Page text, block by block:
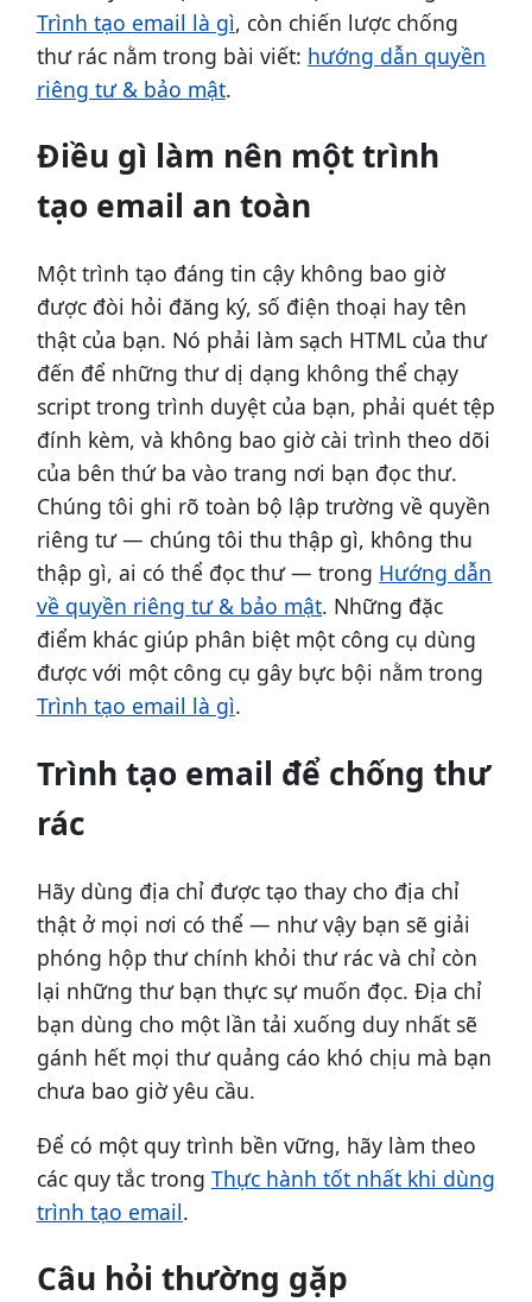
Trình tạo email là gì, còn chiến lược chống
thư rác nằm trong bài viết: hướng dẫn quyền
riêng tư & bảo mật.
Điều gì làm nên một trình
tạo email an toàn
Một trình tạo đáng tin cậy không bao giờ
được đòi hỏi đăng ký, số điện thoại hay tên
thật của bạn. Nó phải làm sạch HTML của thư
đến để những thư dị dạng không thể chạy
script trong trình duyệt của bạn, phải quét tệp
đính kèm, và không bao giờ cài trình theo dõi
của bên thứ ba vào trang nơi bạn đọc thư.
Chúng tôi ghi rõ toàn bộ lập trường về quyền
riêng tư — chúng tôi thu thập gì, không thu
thập gì, ai có thể đọc thư — trong Hướng dẫn
về quyền riêng tư & bảo mật. Những đặc
điểm khác giúp phân biệt một công cụ dùng
được với một công cụ gây bực bội nằm trong
Trình tạo email là gì.
Trình tạo email để chống thư
rác
Hãy dùng địa chỉ được tạo thay cho địa chỉ
thật ở mọi nơi có thể — như vậy bạn sẽ giải
phóng hộp thư chính khỏi thư rác và chỉ còn
lại những thư bạn thực sự muốn đọc. Địa chỉ
bạn dùng cho một lần tải xuống duy nhất sẽ
gánh hết mọi thư quảng cáo khó chịu mà bạn
chưa bao giờ yêu cầu.
Để có một quy trình bền vững, hãy làm theo
các quy tắc trong Thực hành tốt nhất khi dùng
trình tạo email.
Câu hỏi thường gặp